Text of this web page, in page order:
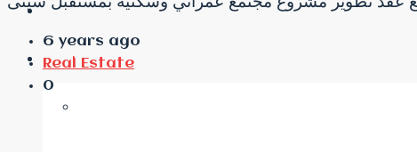
6 years ago
Real Estate
0